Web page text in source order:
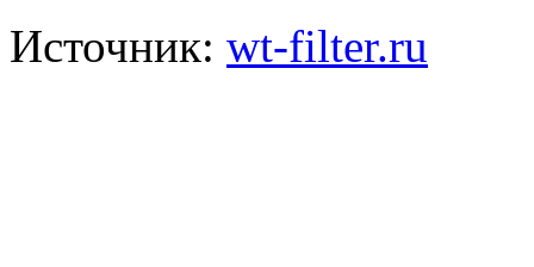
Источник: wt-filter.ru